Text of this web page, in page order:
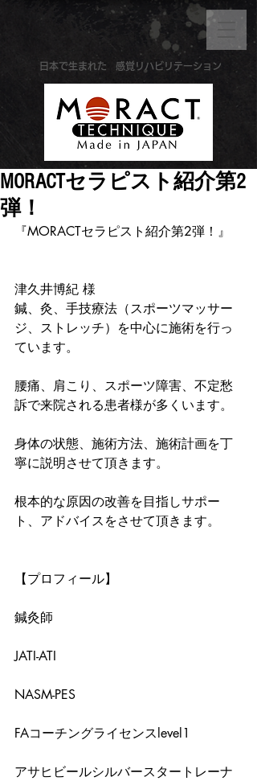
感覚リハビリテーション
​日本で生まれた
MORACTセラピスト紹介第2
弾！
『MORACTセラピスト紹介第2弾！』
津久井博紀 様
鍼、灸、手技療法（スポーツマッサー
ジ、ストレッチ）を中心に施術を行っ
ています。
腰痛、肩こり、スポーツ障害、不定愁
訴で来院される患者様が多くいます。
身体の状態、施術方法、施術計画を丁
寧に説明させて頂きます。
根本的な原因の改善を目指しサポー
ト、アドバイスをさせて頂きます。
【プロフィール】
鍼灸師
JATI-ATI
NASM-PES
FAコーチングライセンスlevel1
アサヒビールシルバースタートレーナ